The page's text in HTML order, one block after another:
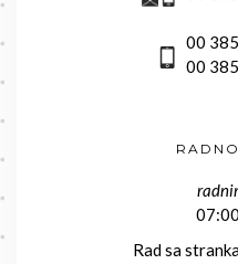
00
00
Rad sa